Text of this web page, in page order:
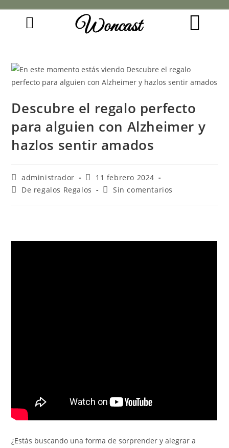
Woncast
Descubre el regalo perfecto
para alguien con Alzheimer y
hazlos sentir amados
administrador
11 febrero 2024
De regalos Regalos
Sin comentarios
¿Estás buscando una forma de sorprender y alegrar a